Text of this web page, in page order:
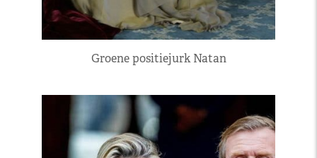
Groene positiejurk Natan